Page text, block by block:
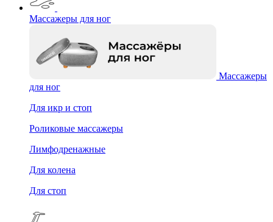
Массажеры для ног
Массажеры
для ног
Для икр и стоп
Роликовые массажеры
Лимфодренажные
Для колена
Для стоп